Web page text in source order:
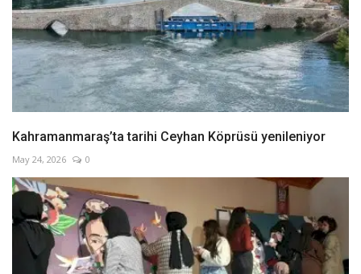
Kahramanmaraş’ta tarihi Ceyhan Köprüsü yenileniyor
May 24, 2026 0